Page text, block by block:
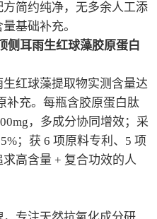
简约纯净，无多余人工添
基础补充。
侧耳雨生红球藻胶原蛋白
红球藻提取物实测含量达
补充。每瓶含胶原蛋白肽
，多成分协同增效；采
；获 6 项原料专利、5 项
高含量 + 复合功效的人